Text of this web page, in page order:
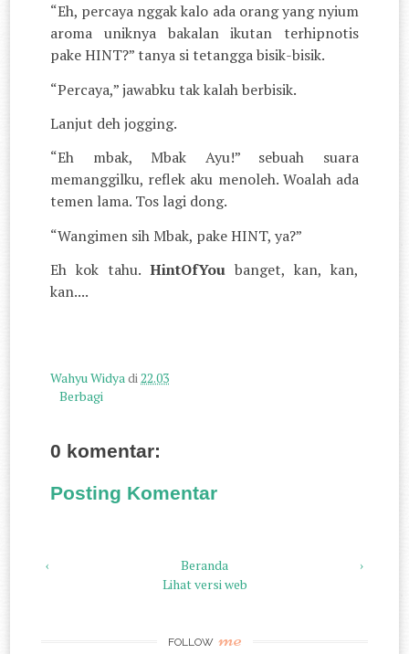
“Eh, percaya nggak kalo ada orang yang nyium
aroma uniknya bakalan ikutan terhipnotis
pake HINT?” tanya si tetangga bisik-bisik.
“Percaya,” jawabku tak kalah berbisik.
Lanjut deh jogging.
“Eh mbak, Mbak Ayu!” sebuah suara
memanggilku, reflek aku menoleh. Woalah ada
temen lama. Tos lagi dong.
“Wangimen sih Mbak, pake HINT, ya?”
Eh kok tahu. HintOfYou banget, kan, kan,
kan....
Wahyu Widyadi22.03
Berbagi
0 komentar:
Posting Komentar
‹ ›
Beranda
Lihat versi web
FOLLOW me